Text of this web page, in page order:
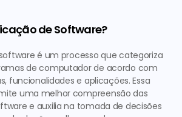
de Software?
é um processo que categoriza
de computador de acordo com
funcionalidades e aplicações. Essa
uma melhor compreensão das
e auxilia na tomada de decisões